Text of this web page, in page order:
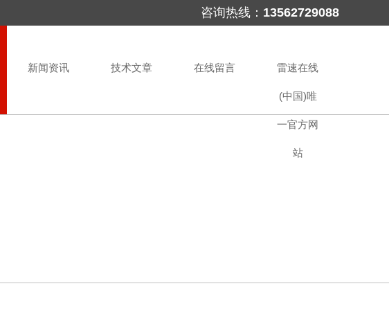
咨询热线： 13562729088
新闻资讯 技术文章 在线留言 雷速在线
(中国)唯
一官方网
站